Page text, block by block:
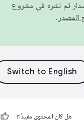
تم نشره في مشروع
.
هل كان المحتوى مفيدًا؟